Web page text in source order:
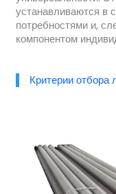
устанавливаются в
потребностями и,
компонентом
Критерии отбора